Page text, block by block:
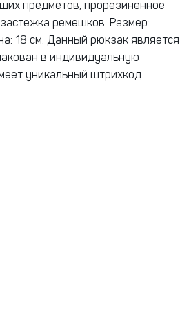
предметов, прорезиненное
ремешков. Размер:
18 см. Данный рюкзак является
в индивидуальную
уникальный штрихкод.